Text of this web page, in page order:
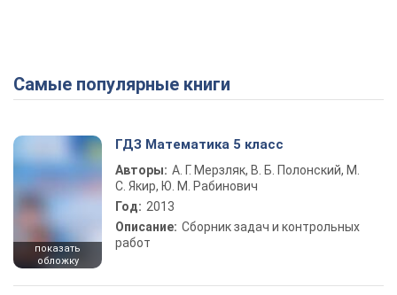
Самые популярные книги
показать
обложку
ГДЗ Математика 5 класс
Авторы: А. Г. Мерзляк, В. Б. Полонский, М.
С. Якир, Ю. М. Рабинович
Год: 2013
Описание: Сборник задач и контрольных
работ